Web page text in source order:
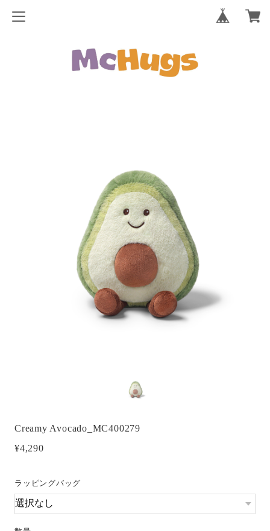
Creamy Avocado_MC400279
¥4,290
ラッピングバッグ